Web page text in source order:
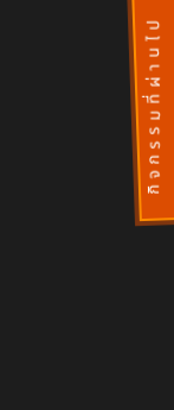
กิ
จ
ก
ร
ร
ม
ที่
ผ่
า
น
ไ
ป
แ
ล้